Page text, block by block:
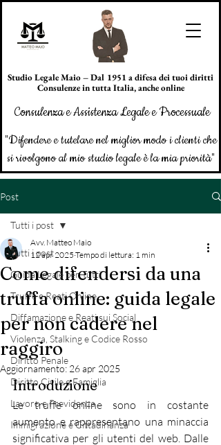
Studio Legale Maio – Dal 1951 a difesa dei tuoi diritti
Consulenze in tutta Italia, anche online
Consulenza e Assistenza Legale e Processuale
"Difendere e tutelare nel miglior modo i clienti che
si rivolgono al mio studio legale è la mia priorità"
Post
Tutti i post
Guida Legale per Tutti
Truffe e Reati Online
Diffamazione e Reati sui Social
Violenza, Stalking e Codice Rosso
Diritto Penale
Diritto Civile e Famiglia
Lavoro e Previdenza
Immigrazione e Cittadinanza
Tutti i post
Come difendersi da una
truffa online: guida legale
per non cadere nel
raggiro
Avv. Matteo Maio
12 apr 2025 Tempo di lettura: 1 min
Aggiornamento: 26 apr 2025
Introduzione
Le truffe online sono in costante
aumento e rappresentano una minaccia
significativa per gli utenti del web. Dalle